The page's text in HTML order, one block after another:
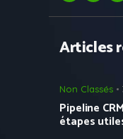
Articles
Non Classés
Pipeline
étapes